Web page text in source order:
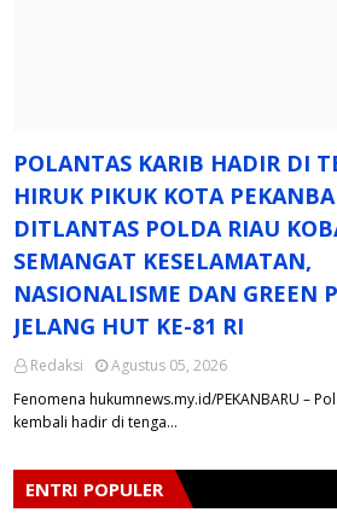
POLANTAS KARIB HADIR DI
HIRUK PIKUK KOTA
DITLANTAS POLDA RIAU
SEMANGAT KESELAMATAN,
NASIONALISME DAN GREEN
JELANG HUT KE-81 RI
Redaksi
Agustus 05, 2026
Fenomena hukumnews.my.id/PEKANBARU –
kembali hadir di tenga…
ENTRI POPULER